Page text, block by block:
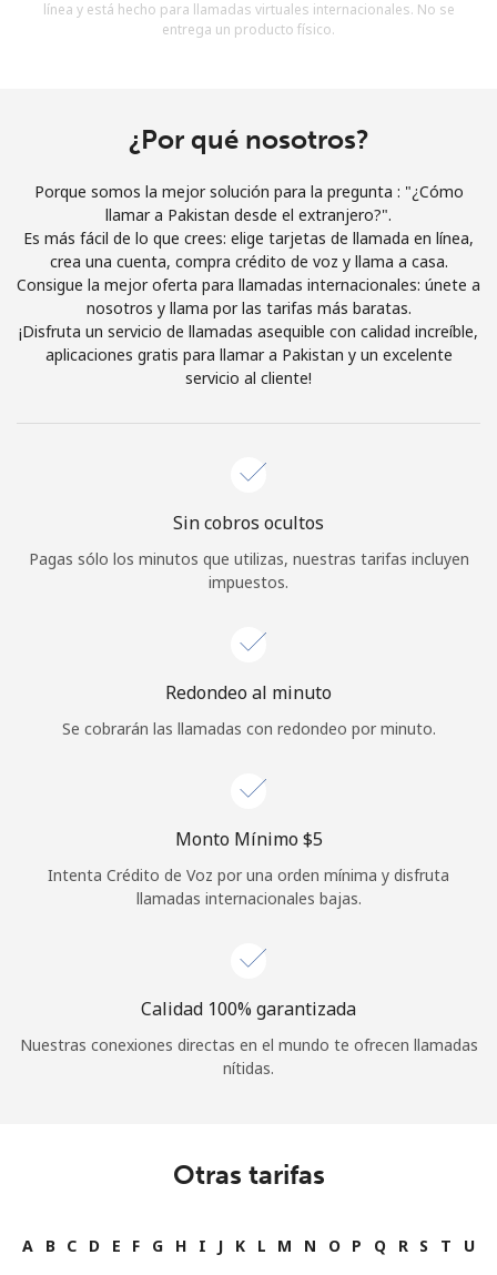
Al abrir una cuenta en este sitio web, estoy de acuerdo con
Términos y condiciones.
¡Hola!
Inicia sesión oREGÍSTRATE →
Iniciar Sesión
o
Continuar con
línea y está hecho para llamadas virtuales internacionales. No se
entrega un producto físico.
¿Por qué nosotros?
Porque somos la mejor solución para la pregunta : "¿Cómo
llamar a Pakistan desde el extranjero?".
Es más fácil de lo que crees: elige tarjetas de llamada en línea,
crea una cuenta, compra crédito de voz y llama a casa.
Consigue la mejor oferta para llamadas internacionales: únete a
nosotros y llama por las tarifas más baratas.
¡Disfruta un servicio de llamadas asequible con calidad increíble,
aplicaciones gratis para llamar a Pakistan y un excelente
servicio al cliente!
Sin cobros ocultos
Pagas sólo los minutos que utilizas, nuestras tarifas incluyen
impuestos.
Redondeo al minuto
Se cobrarán las llamadas con redondeo por minuto.
Monto Mínimo ⁦$5⁩
Intenta Crédito de Voz por una orden mínima y disfruta
llamadas internacionales bajas.
Calidad 100% garantizada
Nuestras conexiones directas en el mundo te ofrecen llamadas
nítidas.
Otras tarifas
A B C D E F G H I J K L M N O P Q R S T
U